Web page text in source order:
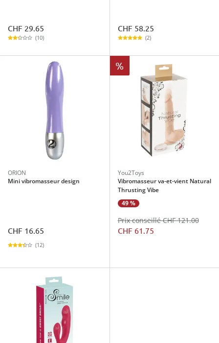
CHF 29.65
(10)
CHF 58.25
(2)
ORION
Mini vibromasseur design
CHF 16.65
(12)
%
You2Toys
Vibromasseur va-et-vient Natural
Thrusting Vibe
49 %
CHF 61.75
Prix conseillé CHF 121.00